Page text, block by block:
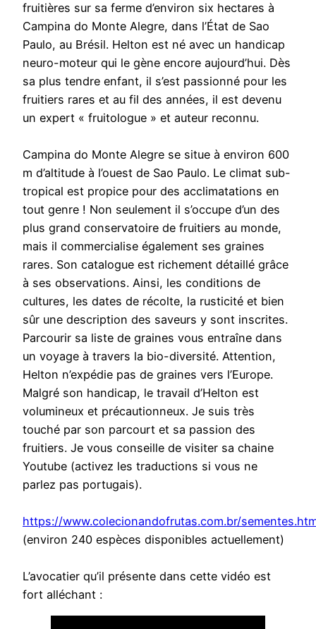
fruitières sur sa ferme d’environ six hectares à
Campina do Monte Alegre, dans l’État de Sao
Paulo, au Brésil. Helton est né avec un handicap
neuro-moteur qui le gène encore aujourd’hui. Dès
sa plus tendre enfant, il s’est passionné pour les
fruitiers rares et au fil des années, il est devenu
un expert « fruitologue » et auteur reconnu.
Campina do Monte Alegre se situe à environ 600
m d’altitude à l’ouest de Sao Paulo. Le climat sub-
tropical est propice pour des acclimatations en
tout genre ! Non seulement il s’occupe d’un des
plus grand conservatoire de fruitiers au monde,
mais il commercialise également ses graines
rares. Son catalogue est richement détaillé grâce
à ses observations. Ainsi, les conditions de
cultures, les dates de récolte, la rusticité et bien
sûr une description des saveurs y sont inscrites.
Parcourir sa liste de graines vous entraîne dans
un voyage à travers la bio-diversité. Attention,
Helton n’expédie pas de graines vers l’Europe.
Malgré son handicap, le travail d’Helton est
volumineux et précautionneux. Je suis très
touché par son parcourt et sa passion des
fruitiers. Je vous conseille de visiter sa chaine
Youtube (activez les traductions si vous ne
parlez pas portugais).
https://www.colecionandofrutas.com.br/
(environ 240 espèces disponibles actuellement)
L’avocatier qu’il présente dans cette vidéo est
fort alléchant :